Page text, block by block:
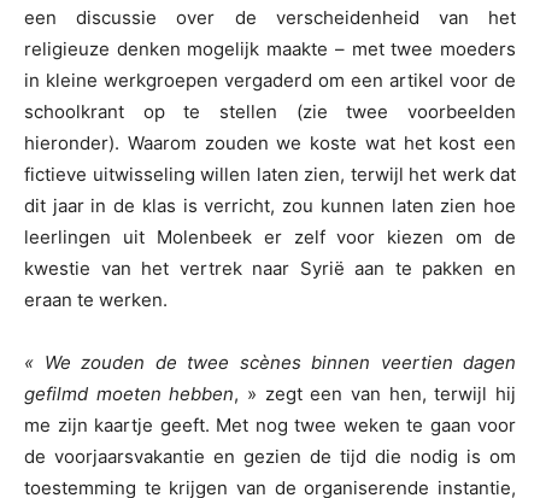
een discussie over de verscheidenheid van het
religieuze denken mogelijk maakte – met twee moeders
in kleine werkgroepen vergaderd om een artikel voor de
schoolkrant op te stellen (zie twee voorbeelden
hieronder). Waarom zouden we koste wat het kost een
fictieve uitwisseling willen laten zien, terwijl het werk dat
dit jaar in de klas is verricht, zou kunnen laten zien hoe
leerlingen uit Molenbeek er zelf voor kiezen om de
kwestie van het vertrek naar Syrië aan te pakken en
eraan te werken.
« We zouden de twee scènes binnen veertien dagen
gefilmd moeten hebben, » zegt een van hen, terwijl hij
me zijn kaartje geeft. Met nog twee weken te gaan voor
de voorjaarsvakantie en gezien de tijd die nodig is om
toestemming te krijgen van de organiserende instantie,